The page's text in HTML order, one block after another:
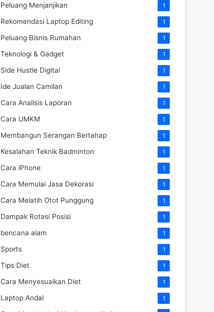
Peluang Menjanjikan 1
Rekomendasi Laptop Editing 1
Peluang Bisnis Rumahan 1
Teknologi & Gadget 1
Side Hustle Digital 1
Ide Jualan Camilan 1
Cara Analisis Laporan 1
Cara UMKM 1
Membangun Serangan Bertahap 1
Kesalahan Teknik Badminton 1
Cara iPhone 1
Cara Memulai Jasa Dekorasi 1
Cara Melatih Otot Punggung 1
Dampak Rotasi Posisi 1
bencana alam 1
Sports 1
Tips Diet 1
Cara Menyesuaikan Diet 1
Laptop Andal 1